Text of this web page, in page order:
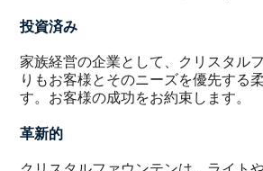
投資済み
家族経営の企業として、クリスタル
りもお客様とそのニーズを優先する
す。お客様の成功をお約束します。
革新的